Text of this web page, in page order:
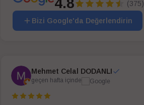
4.8 (375)
Bizi Google'da Değerlendirin
Mehmet Celal DODANLI
geçen hafta içinde